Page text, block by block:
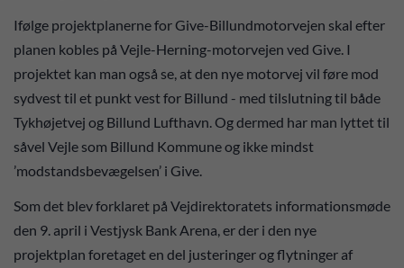
Ifølge projektplanerne for Give-Billundmotorvejen skal efter
planen kobles på Vejle-Herning-motorvejen ved Give. I
projektet kan man også se, at den nye motorvej vil føre mod
sydvest til et punkt vest for Billund - med tilslutning til både
Tykhøjetvej og Billund Lufthavn. Og dermed har man lyttet til
såvel Vejle som Billund Kommune og ikke mindst
’modstandsbevægelsen’ i Give.
Som det blev forklaret på Vejdirektoratets informationsmøde
den 9. april i Vestjysk Bank Arena, er der i den nye
projektplan foretaget en del justeringer og flytninger af